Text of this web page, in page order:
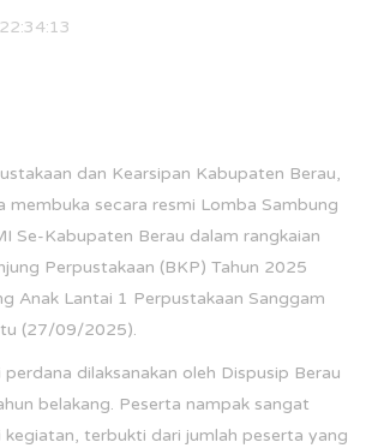
dan Kearsipan Kabupaten Berau,
membuka secara resmi Lomba Sambung
Se-Kabupaten Berau dalam rangkaian
Perpustakaan (BKP) Tahun 2025
Anak Lantai 1 Perpustakaan Sanggam
(27/09/2025).
dilaksanakan oleh Dispusip Berau
belakang. Peserta nampak sangat
kegiatan, terbukti dari jumlah peserta yang